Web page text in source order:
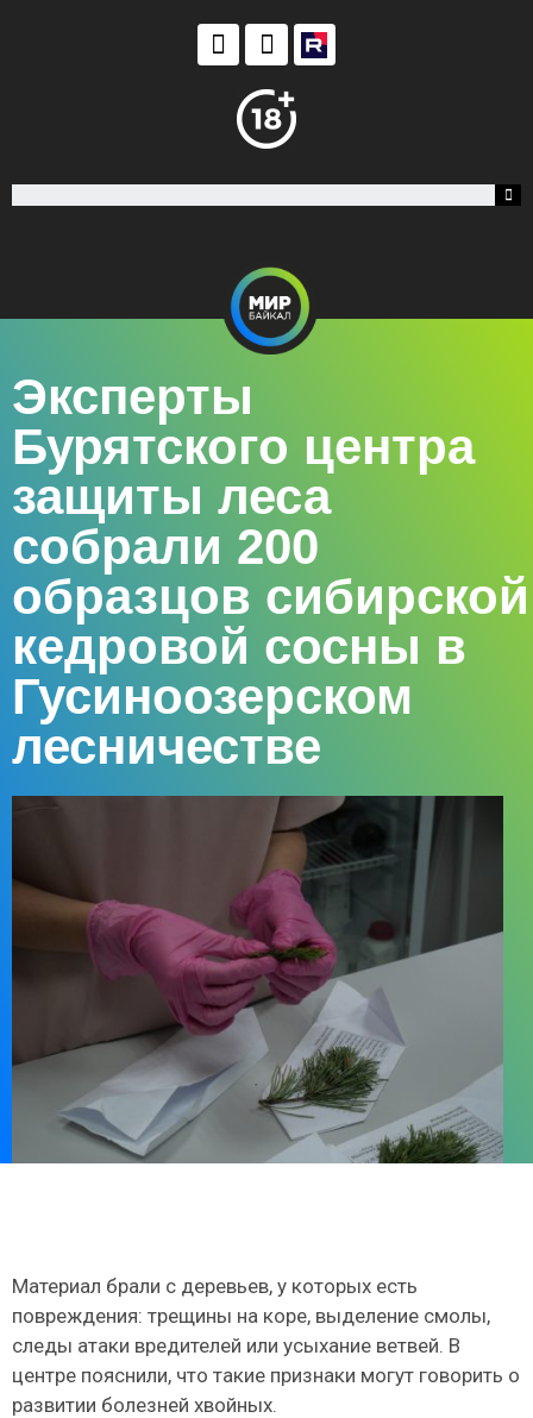
Эксперты
Бурятского центра
защиты леса
собрали 200
образцов сибирской
кедровой сосны в
Гусиноозерском
лесничестве
Материал брали с деревьев, у которых есть
повреждения: трещины на коре, выделение смолы,
следы атаки вредителей или усыхание ветвей. В
центре пояснили, что такие признаки могут говорить о
развитии болезней хвойных.